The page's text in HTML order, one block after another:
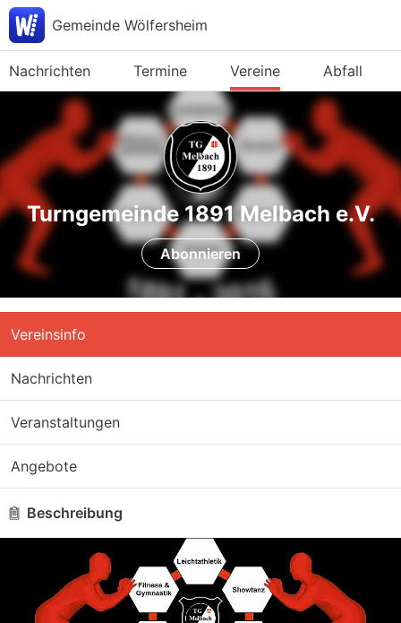
Gemeinde Wölfersheim
Nachrichten Termine Vereine Abfall
Turngemeinde 1891 Melbach e.V.
Abonnieren
Vereinsinfo
Nachrichten
Veranstaltungen
Angebote
Beschreibung